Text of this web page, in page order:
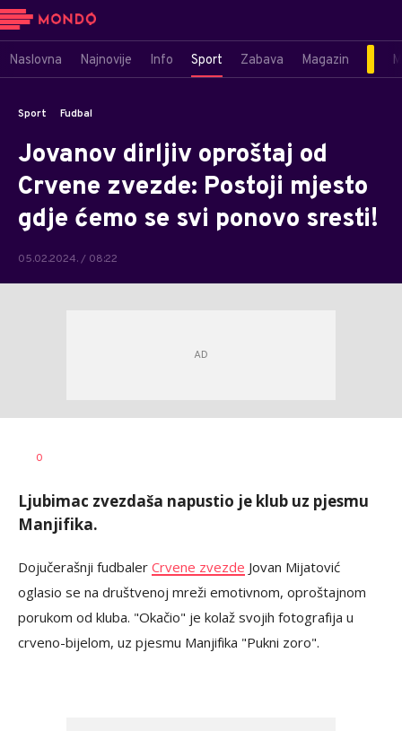
Naslovna Najnovije Info Sport Zabava Magazin
Sport Fudbal
Jovanov dirljiv oproštaj od
Crvene zvezde: Postoji mjesto
gdje ćemo se svi ponovo sresti!
05.02.2024. / 08:22
AUTOR
0
Ljubimac zvezdaša napustio je klub uz pjesmu
Manjifika.
Dojučerašnji fudbaler Crvene zvezde Jovan Mijatović
oglasio se na društvenoj mreži emotivnom, oproštajnom
porukom od kluba. "Okačio" je kolaž svojih fotografija u
crveno-bijelom, uz pjesmu Manjifika "Pukni zoro".